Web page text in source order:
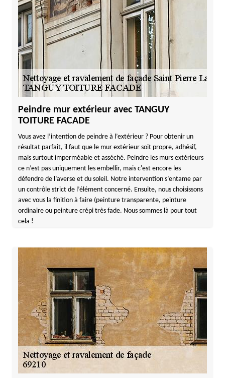
Peindre mur extérieur avec TANGUY
TOITURE FACADE
Vous avez l’intention de peindre à l’extérieur ? Pour obtenir un
résultat parfait, il faut que le mur extérieur soit propre, adhésif,
mais surtout imperméable et asséché. Peindre les murs extérieurs
ce n’est pas uniquement les embellir, mais c'est encore les
défendre de l’averse et du soleil. Notre intervention s’entame par
un contrôle strict de l’élément concerné. Ensuite, nous choisissons
avec vous la finition à faire (peinture transparente, peinture
ordinaire ou peinture crépi très fade. Nous sommes là pour tout
cela !